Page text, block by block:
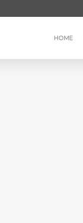
HOME